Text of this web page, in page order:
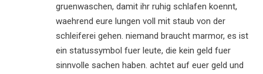
gruenwaschen, damit ihr ruhig schlafen koennt,
waehrend eure lungen voll mit staub von der
schleiferei gehen. niemand braucht marmor, es ist
ein statussymbol fuer leute, die kein geld fuer
sinnvolle sachen haben. achtet auf euer geld und